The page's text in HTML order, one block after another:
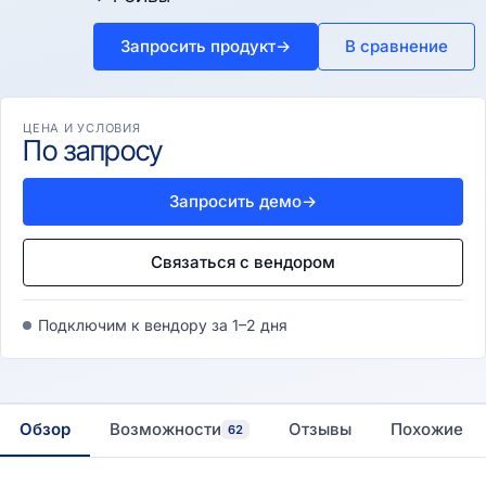
Запросить продукт→ В сравнение
ЦЕНА И УСЛОВИЯ
По запросу
Запросить демо→
Связаться с вендором
Подключим к вендору за 1–2 дня
Обзор Возможности 62 Отзывы Похожие